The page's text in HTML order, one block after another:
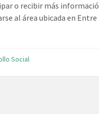
o recibir más
al área ubicada en Entre
Social